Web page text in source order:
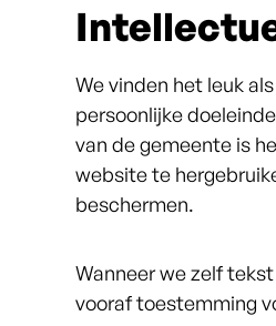
We vinden het leuk
persoonlijke
van de gemeente is
website te
beschermen.
Wanneer we zelf
vooraf toestemming